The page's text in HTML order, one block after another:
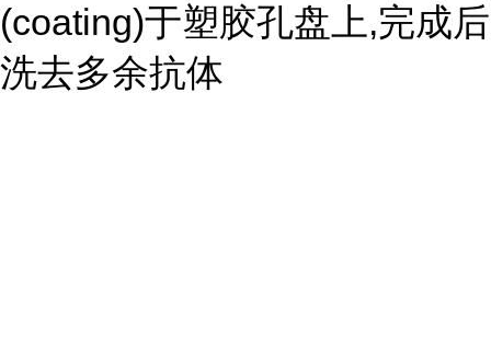
(coating)于塑胶孔盘上,完成后
洗去多余抗体